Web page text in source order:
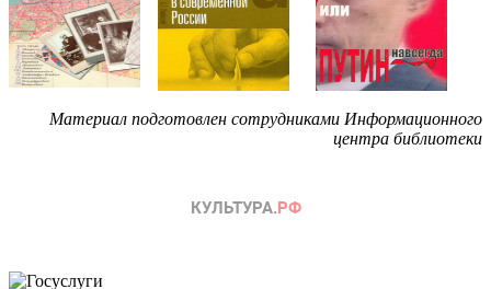
Материал подготовлен сотрудниками Информационного
центра библиотеки